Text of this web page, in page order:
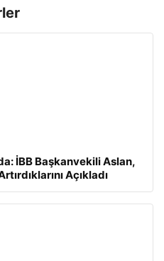
İBB Başkanvekili Aslan,
Açıkladı